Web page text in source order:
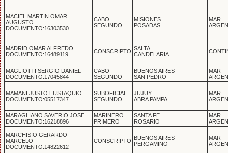
MACIEL MARTIN OMAR
AUGUSTO
DOCUMENTO:16303530
CABO
SEGUNDO
MISIONES
POSADAS
MAR
MADRID OMAR ALFREDO
DOCUMENTO:16489119
CONSCRIPTO SALTA
CANDELARIA
MAGLIOTTI SERGIO DANIEL
DOCUMENTO:17045844
CABO
SEGUNDO
BUENOS AIRES
SAN PEDRO
MAR
MAMANI JUSTO EUSTAQUIO
DOCUMENTO:05517347
SUBOFICIAL
SEGUNDO
JUJUY
ABRA PAMPA
MAR
MARAGLIANO SAVERIO JOSE
DOCUMENTO:16218896
MARINERO
PRIMERO
SANTA FE
ROSARIO
MAR
MARCHISIO GERARDO
MARCELO
DOCUMENTO:14822612
CONSCRIPTO BUENOS AIRES
PERGAMINO
MAR